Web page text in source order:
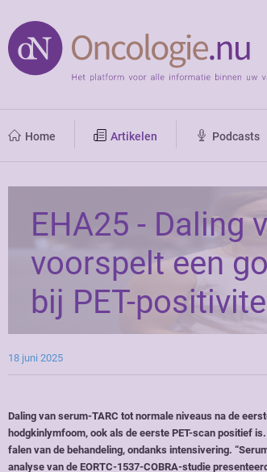
Home Artikelen Podcasts
EHA25 - Daling
voorspelt een
bij PET-
18 juni 2025
Daling van serum-TARC tot normale niveaus na de
hodgkinlymfoom, ook als de eerste PET-scan positief
falen van de behandeling, ondanks intensivering.
analyse van de EORTC-1537-COBRA-studie